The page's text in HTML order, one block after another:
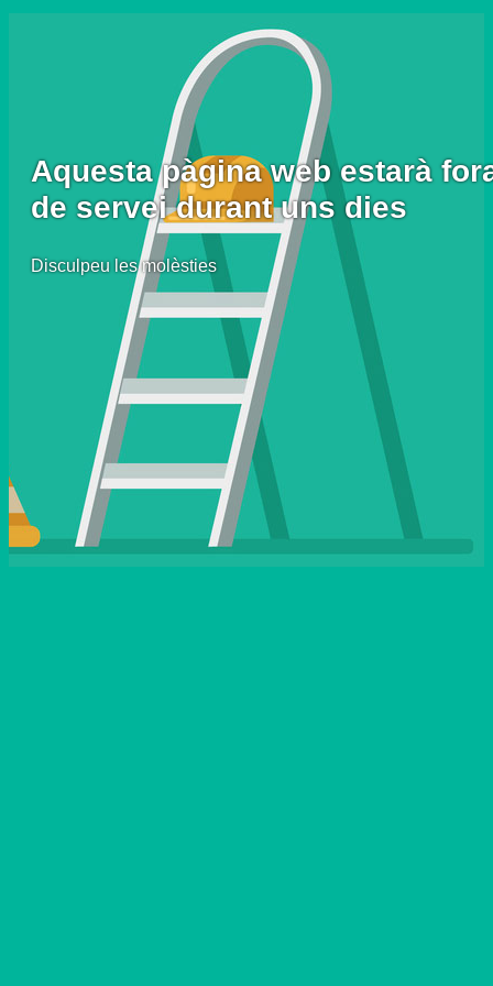
Aquesta pàgina web estarà
de servei durant uns dies
Disculpeu les molèsties